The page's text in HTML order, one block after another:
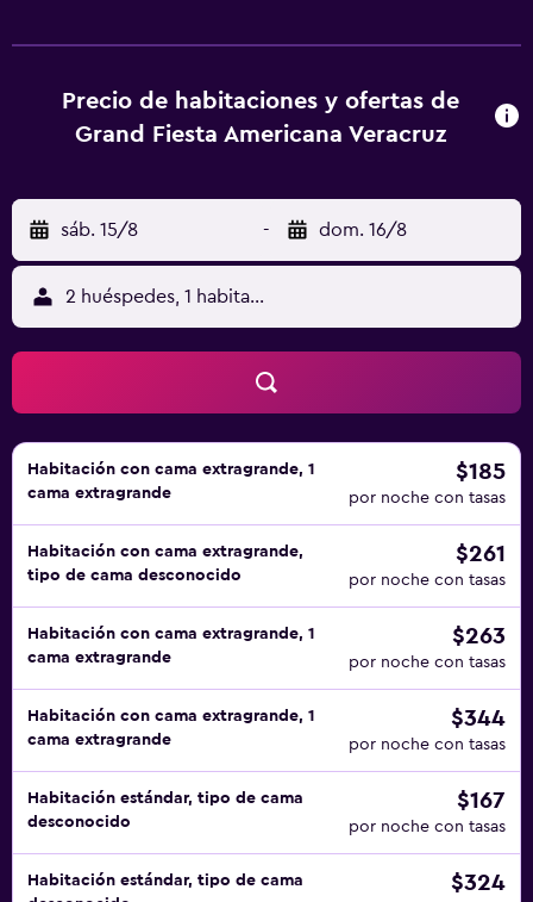
clientes elegir el tipo de almohada. Se ofrece una Smart
TV de 65 pulgadas con canales por cable de suscripción.
pueden navegar por la web gracias a nuestro acceso a
Internet wifi gratis (velocidad: 50 Mbps o más). Los
servicios para las personas de negocios incluyen
escritorio y teléfono. Las habitaciones también incluyen
máquina de café espresso y botella de agua gratuita. Es
posible solicitar cambio de toallas y cambio de sábanas.
Se ofrece servicio de limpieza todos los días. En el
alojamiento hay 2 bañeras de hidromasaje además de
piscina cubierta y piscina al aire libre. Además de una
piscina infantil, los servicios de ocio y esparcimiento
incluyen centro de bienestar. No se permite la entrada a la
piscina, al centro de bienestar, al gimnasio y al
hidromasaje de niños menores de 12 años sin la
supervisión de un adulto. No se permite la entrada al
centro de bienestar, al gimnasio y al hidromasaje a
huéspedes menores de 18 años.
Precio de habitaciones y ofertas de
Grand Fiesta Americana Veracruz
sáb. 15/8 - dom. 16/8
2 huéspedes, 1 habitación
Habitación con cama extragrande, 1
cama extragrande
$185
por noche con tasas
Habitación con cama extragrande,
tipo de cama desconocido
$261
por noche con tasas
Habitación con cama extragrande, 1
cama extragrande
$263
por noche con tasas
Habitación con cama extragrande, 1
cama extragrande
$344
por noche con tasas
Habitación estándar, tipo de cama
desconocido
$167
por noche con tasas
Habitación estándar, tipo de cama
$324